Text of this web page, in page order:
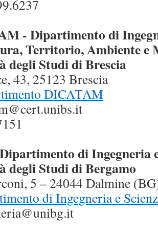
- Dipartimento di
Territorio, Ambiente e
degli Studi di Brescia
43, 25123 Brescia
DICATAM
di Ingegneria
degli Studi di Bergamo
5 – 24044 Dalmine
di Ingegneria e